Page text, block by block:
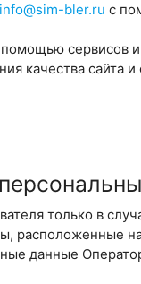
info@sim-bler.ru с
сервисов
качества сайта
только в
расположенные
данные